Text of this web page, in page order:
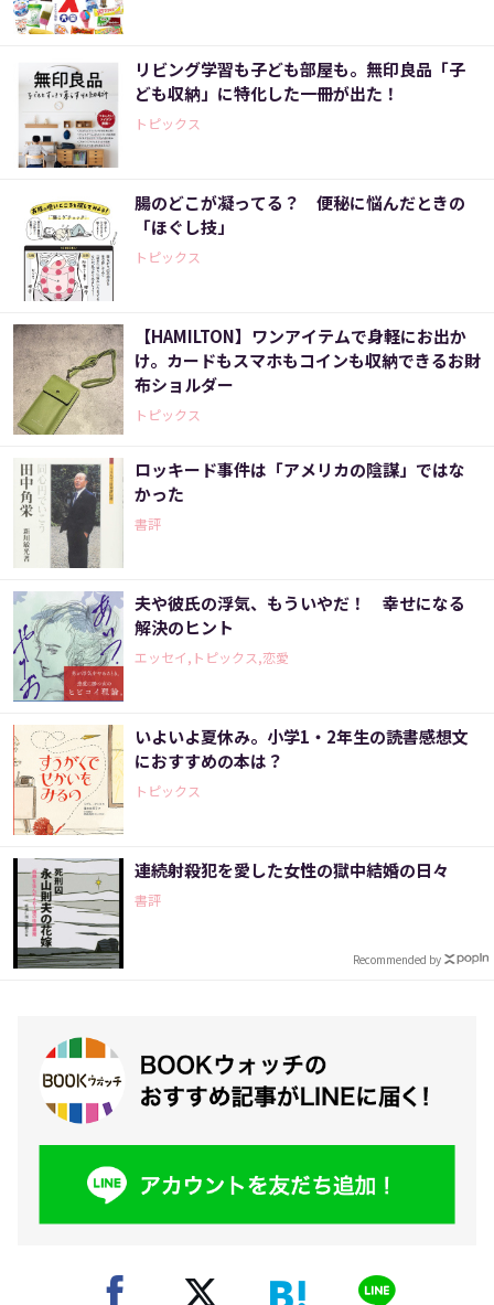
リビング学習も子ども部屋も。無印良品「子
ども収納」に特化した一冊が出た！
トピックス
腸のどこが凝ってる？ 便秘に悩んだときの
「ほぐし技」
トピックス
【HAMILTON】ワンアイテムで身軽にお出か
け。カードもスマホもコインも収納できるお財
布ショルダー
トピックス
ロッキード事件は「アメリカの陰謀」ではな
かった
書評
夫や彼氏の浮気、もういやだ！ 幸せになる
解決のヒント
エッセイ,トピックス,恋愛
いよいよ夏休み。小学1・2年生の読書感想文
におすすめの本は？
トピックス
連続射殺犯を愛した女性の獄中結婚の日々
書評
Recommended by